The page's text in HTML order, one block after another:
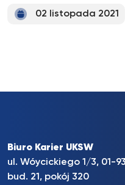
02 listopada 2021
Biuro Karier UKSW
ul. Wóycickiego 1/3, 01-
bud. 21, pokój 320